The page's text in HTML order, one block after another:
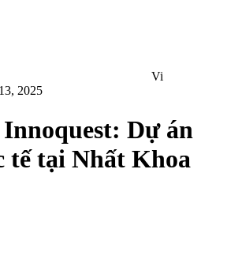
Vi
2025
Dự án
tế tại Nhất Khoa